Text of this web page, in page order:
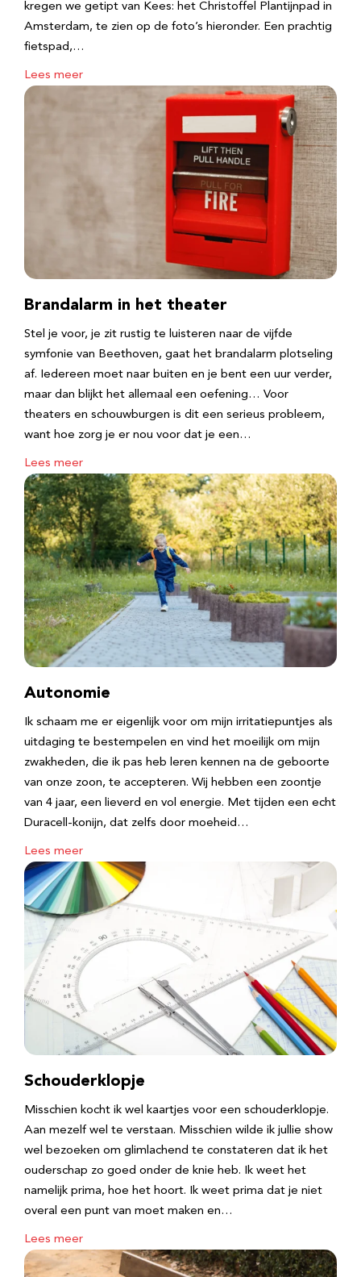
kregen we getipt van Kees: het Christoffel Plantijnpad in
Amsterdam, te zien op de foto’s hieronder. Een prachtig
fietspad,…
Lees meer
Brandalarm in het theater
Stel je voor, je zit rustig te luisteren naar de vijfde
symfonie van Beethoven, gaat het brandalarm plotseling
af. Iedereen moet naar buiten en je bent een uur verder,
maar dan blijkt het allemaal een oefening… Voor
theaters en schouwburgen is dit een serieus probleem,
want hoe zorg je er nou voor dat je een…
Lees meer
Autonomie
Ik schaam me er eigenlijk voor om mijn irritatiepuntjes als
uitdaging te bestempelen en vind het moeilijk om mijn
zwakheden, die ik pas heb leren kennen na de geboorte
van onze zoon, te accepteren. Wij hebben een zoontje
van 4 jaar, een lieverd en vol energie. Met tijden een echt
Duracell-konijn, dat zelfs door moeheid…
Lees meer
Schouderklopje
Misschien kocht ik wel kaartjes voor een schouderklopje.
Aan mezelf wel te verstaan. Misschien wilde ik jullie show
wel bezoeken om glimlachend te constateren dat ik het
ouderschap zo goed onder de knie heb. Ik weet het
namelijk prima, hoe het hoort. Ik weet prima dat je niet
overal een punt van moet maken en…
Lees meer